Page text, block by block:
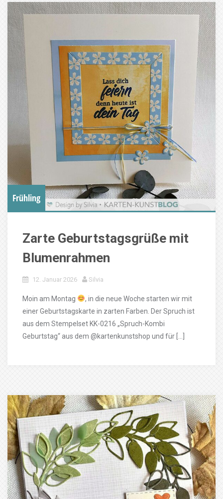
Frühling
Zarte Geburtstagsgrüße mit
Blumenrahmen
12. Januar 2026 Silvia
Moin am Montag
, in die neue Woche starten wir mit
einer Geburtstagskarte in zarten Farben. Der Spruch ist
aus dem Stempelset KK-0216 „Spruch-Kombi
Geburtstag“ aus dem @kartenkunstshop und für […]